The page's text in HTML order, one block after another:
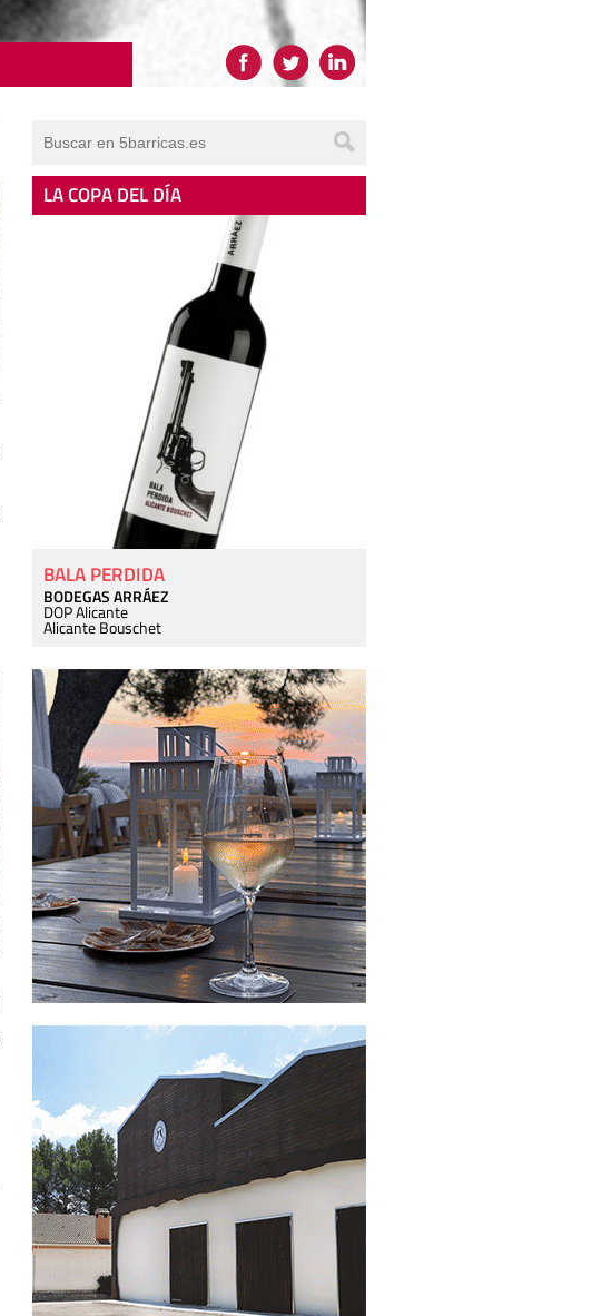
LA COPA DEL DÍA
BALA PERDIDA
BODEGAS ARRÁEZ
DOP Alicante
Alicante Bouschet